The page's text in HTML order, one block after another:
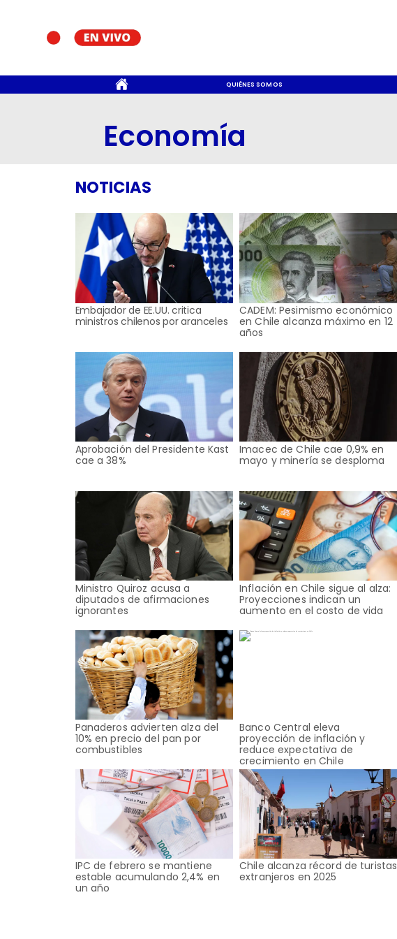
QUIÉNES SOMOS
Economía
NOTICIAS
Embajador de EE.UU. critica
ministros chilenos por aranceles
CADEM: Pesimismo económico
en Chile alcanza máximo en 12
años
Aprobación del Presidente Kast
cae a 38%
Imacec de Chile cae 0,9% en
mayo y minería se desploma
Ministro Quiroz acusa a
diputados de afirmaciones
ignorantes
Inflación en Chile sigue al alza:
Proyecciones indican un
aumento en el costo de vida
Panaderos advierten alza del
10% en precio del pan por
combustibles
Banco Central eleva
proyección de inflación y
reduce expectativa de
crecimiento en Chile
IPC de febrero se mantiene
estable acumulando 2,4% en
un año
Chile alcanza récord de turistas
extranjeros en 2025